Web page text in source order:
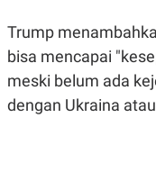
K
M
D
I
A
Trump
bisa mencapai
meski belum ada
dengan Ukraina